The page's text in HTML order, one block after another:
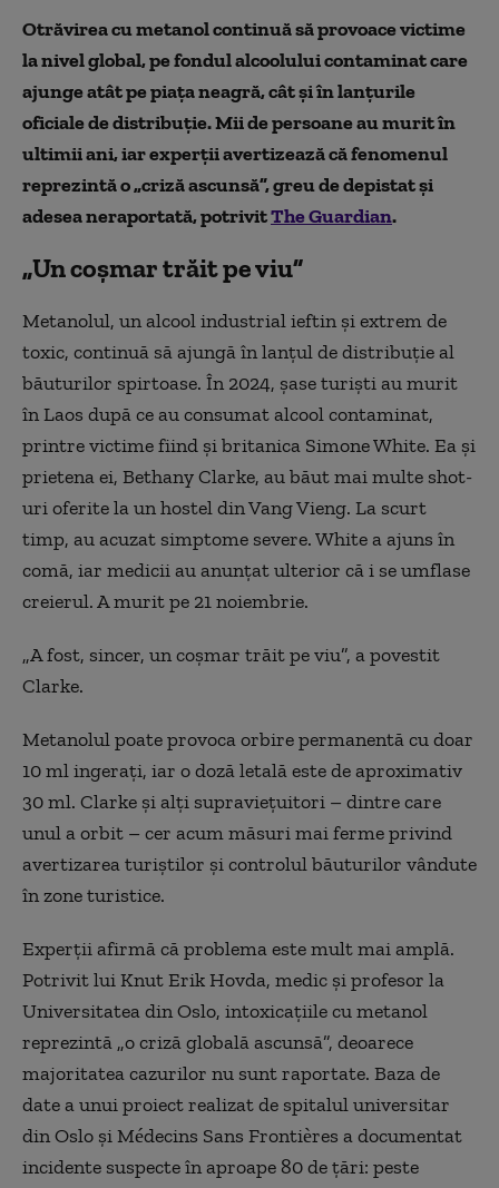
Otrăvirea cu metanol continuă să provoace victime
la nivel global, pe fondul alcoolului contaminat care
ajunge atât pe piața neagră, cât și în lanțurile
oficiale de distribuție. Mii de persoane au murit în
ultimii ani, iar experții avertizează că fenomenul
reprezintă o „criză ascunsă”, greu de depistat și
adesea neraportată, potrivitThe Guardian.
„Un coșmar trăit pe viu”
Metanolul, un alcool industrial ieftin și extrem de
toxic, continuă să ajungă în lanțul de distribuție al
băuturilor spirtoase. În 2024, șase turiști au murit
în Laos după ce au consumat alcool contaminat,
printre victime fiind și britanica Simone White. Ea și
prietena ei, Bethany Clarke, au băut mai multe shot-
uri oferite la un hostel din Vang Vieng. La scurt
timp, au acuzat simptome severe. White a ajuns în
comă, iar medicii au anunțat ulterior că i se umflase
creierul. A murit pe 21 noiembrie.
„A fost, sincer, un coșmar trăit pe viu”, a povestit
Clarke.
Metanolul poate provoca orbire permanentă cu doar
10 ml ingerați, iar o doză letală este de aproximativ
30 ml. Clarke și alți supraviețuitori – dintre care
unul a orbit – cer acum măsuri mai ferme privind
avertizarea turiștilor și controlul băuturilor vândute
în zone turistice.
Experții afirmă că problema este mult mai amplă.
Potrivit lui Knut Erik Hovda, medic și profesor la
Universitatea din Oslo, intoxicațiile cu metanol
reprezintă „o criză globală ascunsă”, deoarece
majoritatea cazurilor nu sunt raportate. Baza de
date a unui proiect realizat de spitalul universitar
din Oslo și Médecins Sans Frontières a documentat
incidente suspecte în aproape 80 de țări: peste